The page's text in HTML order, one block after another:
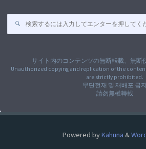
サイト内のコンテンツの無断転載、無断
Unauthorized copying and replication of the
are strictly prohibited.
무단전재 및 재배포 금지
請勿無權轉載
Powered byKahuna &